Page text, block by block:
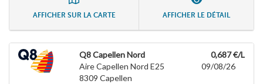
AFFICHER SUR LA CARTE AFFICHER LE DÉTAIL
Q8 Capellen Nord
Aire Capellen Nord E25
8309 Capellen
0,687 €/L
09/08/26